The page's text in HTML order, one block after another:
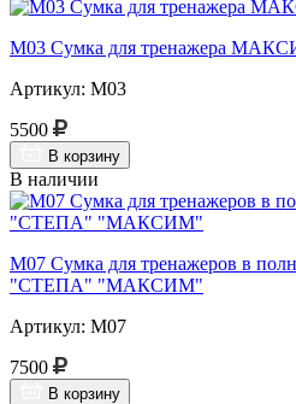
М03 Сумка для тренажера
Артикул: М03
5500
В корзину
В наличии
М07 Сумка для тренажеров в
"СТЕПА" "МАКСИМ"
Артикул: М07
7500
В корзину